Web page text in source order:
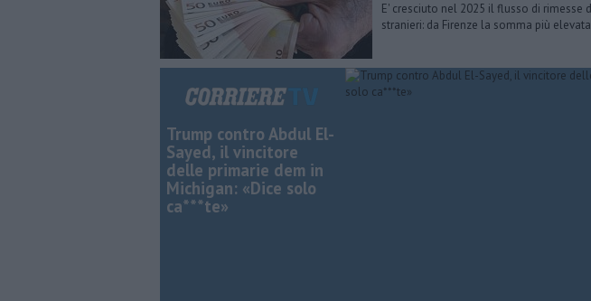
E' cresciuto nel 2025 il flusso di
stranieri: da Firenze la somma più
Trump contro Abdul El-
Sayed, il vincitore
delle primarie dem in
Michigan: «Dice solo
ca***te»